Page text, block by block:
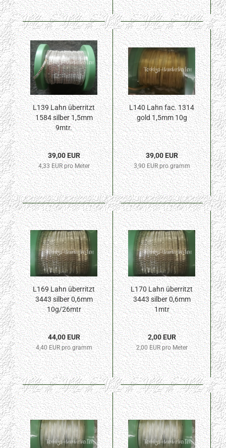
L139 Lahn überritzt
1584 silber 1,5mm
9mtr.
39,00 EUR
4,33 EUR pro Meter
L140 Lahn fac. 1314
gold 1,5mm 10g
39,00 EUR
3,90 EUR pro gramm
L169 Lahn überritzt
3443 silber 0,6mm
10g/26mtr
44,00 EUR
4,40 EUR pro gramm
L170 Lahn überritzt
3443 silber 0,6mm
1mtr
2,00 EUR
2,00 EUR pro Meter